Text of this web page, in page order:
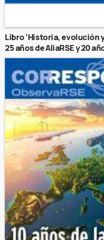
Libro ‘Historia, evolución
25 años de AliaRSE y 20